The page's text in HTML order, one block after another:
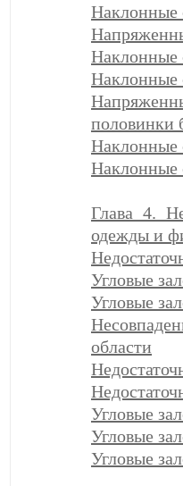
Наклонные
Наклонные
Наклонные
половинки
Наклонные
Наклонные
Глава 4.
одежды и
Угловые
Угловые
области
Угловые
Угловые
Угловые